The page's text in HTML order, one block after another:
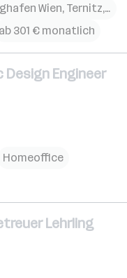
Wien, Ternitz,
ab 301 € monatlich
Design Engineer
Homeoffice
Lehrling